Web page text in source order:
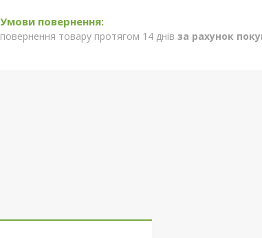
повернення товару протягом 14 днів за рахунок